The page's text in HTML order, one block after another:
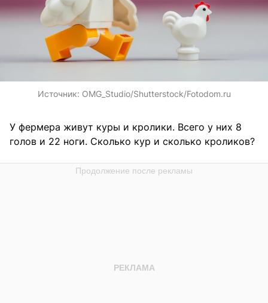
Источник: OMG_Studio/Shutterstock/Fotodom.ru
У фермера живут куры и кролики. Всего у них 8
голов и 22 ноги. Сколько кур и сколько кроликов?